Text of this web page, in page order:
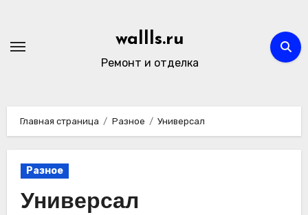
содержимому
wallls.ru
Ремонт и отделка
Главная страница Разное Универсал
Разное
Универсал